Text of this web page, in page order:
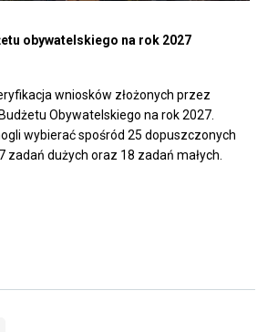
obywatelskiego na rok 2027
wniosków złożonych przez
Obywatelskiego na rok 2027.
wybierać spośród 25 dopuszczonych
zadań dużych oraz 18 zadań małych.